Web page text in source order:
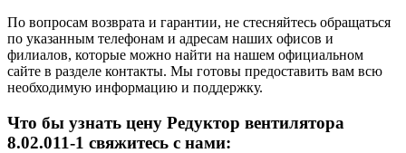
По вопросам возврата и гарантии, не стесняйтесь обращаться
по указанным телефонам и адресам наших офисов и
филиалов, которые можно найти на нашем официальном
сайте в разделе контакты. Мы готовы предоставить вам всю
необходимую информацию и поддержку.
Что бы узнать цену Редуктор вентилятора
8.02.011-1 свяжитесь с нами: